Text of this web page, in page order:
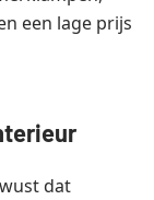
een lage prijs
dat